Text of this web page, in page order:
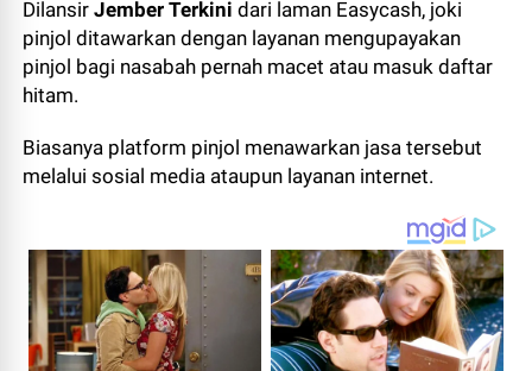
DilansirJember Terkini dari laman Easycash, joki
pinjol ditawarkan dengan layanan mengupayakan
pinjol bagi nasabah pernah macet atau masuk daftar
hitam.
Biasanya platform pinjol menawarkan jasa tersebut
melalui sosial media ataupun layanan internet.